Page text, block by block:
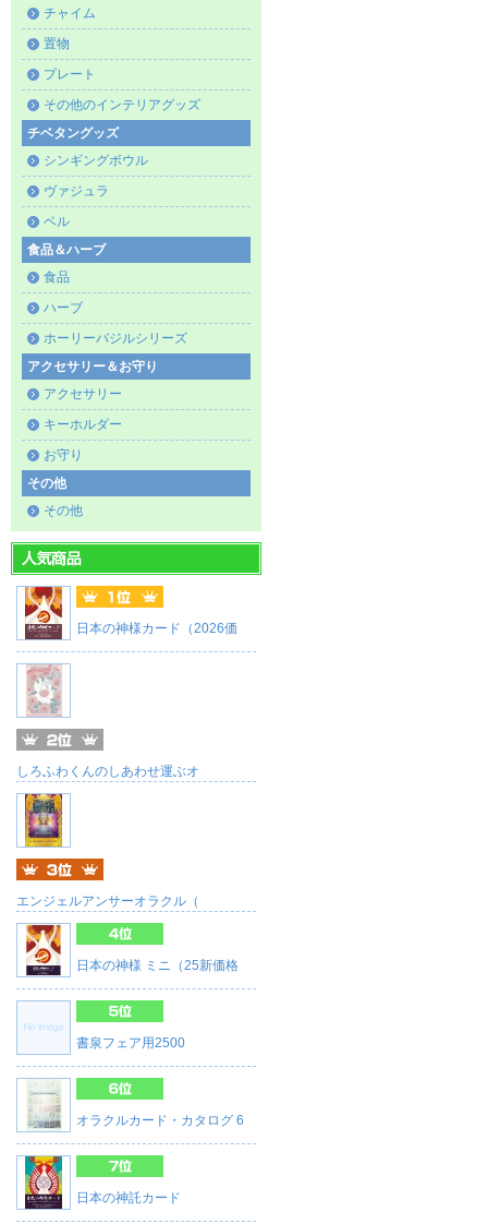
チャイム
置物
プレート
その他のインテリアグッズ
チベタングッズ
シンギングボウル
ヴァジュラ
ベル
食品＆ハーブ
食品
ハーブ
ホーリーバジルシリーズ
アクセサリー＆お守り
アクセサリー
キーホルダー
お守り
その他
その他
日本の神様カード（2026価
しろふわくんのしあわせ運ぶオ
エンジェルアンサーオラクル（
日本の神様 ミニ（25新価格
書泉フェア用2500
オラクルカード・カタログ 6
日本の神託カード